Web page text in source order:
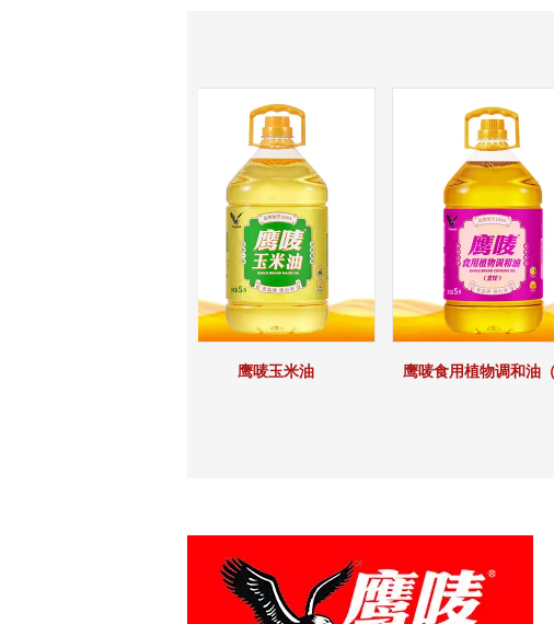
鹰唛玉米油 鹰唛食用植物调和油（烹饪）